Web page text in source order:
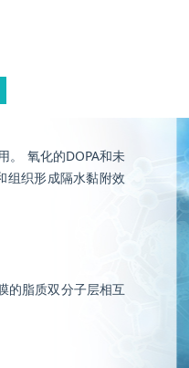
。 氧化的DOPA和未
组织形成隔水黏附效
的脂质双分子层相互